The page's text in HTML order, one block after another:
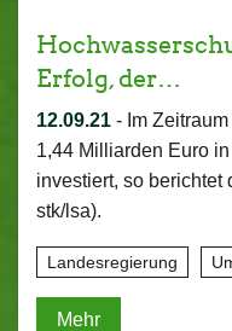
Erfolg, der…
12.09.21 - Im
1,44 Milliarden Euro
investiert, so berichtet
stk/lsa).
Landesregierung
Mehr